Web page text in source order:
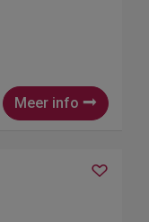
Meer info